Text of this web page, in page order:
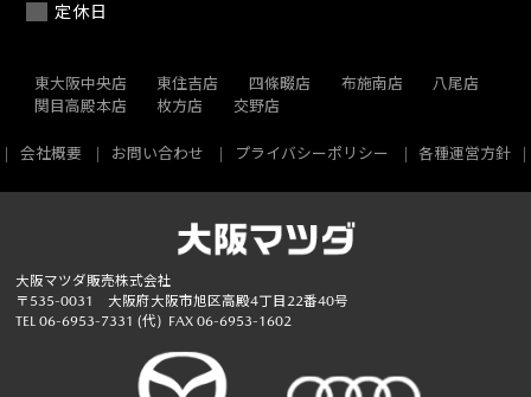
定休日
東大阪中央店 東住吉店 四條畷店 布施南店
八尾店
関目高殿本店
枚方店 交野店
会社概要 お問い合わせ プライバシーポリシー 各種運営方針
大阪マツダ販売株式会社
〒535-0031 大阪府大阪市旭区高殿4丁目22番40号
TEL 06-6953-7331 (代) FAX 06-6953-1602